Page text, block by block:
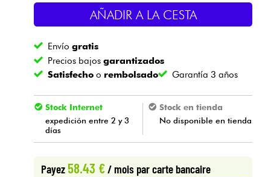
Vientos
Cables & Acces.
AÑADIR A LA CESTA
Envíogratis
Precios bajosgarantizados
Satisfecho o rembolsado Garantía 3 años
Stock Internet
expedición entre 2 y 3
días
Stock en tienda
No disponible en tienda
Payez58.43 €/ mois par carte bancaire